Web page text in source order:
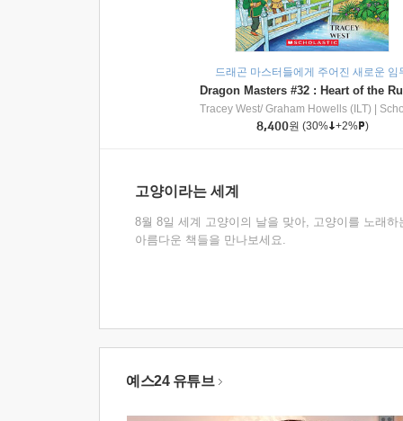
드래곤 마스터들에게 주어진 새로운 임
Tracey West/ Graham Howells (ILT)
8,400원 (30% +2% )
고양이라는 세계
8월 8일 세계 고양이의 날을 맞아, 고양이를 노래하
아름다운 책들을 만나보세요.
예스24 유튜브